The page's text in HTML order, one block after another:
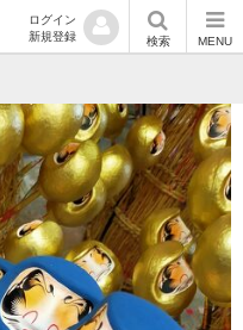
ログイン
新規登録
検索 MENU